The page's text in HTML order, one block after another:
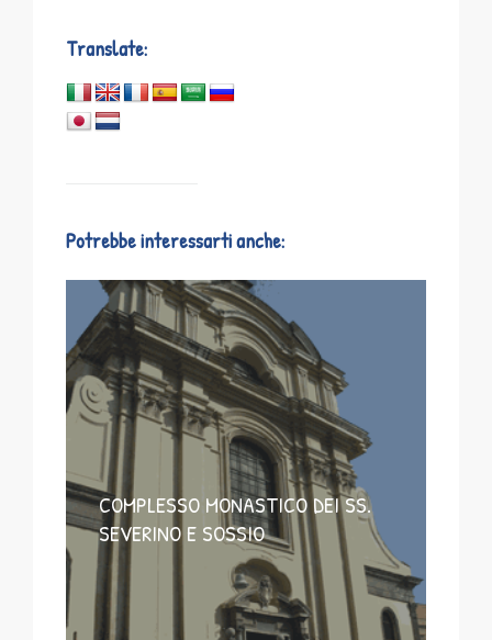
Translate:
Potrebbe interessarti anche:
COMPLESSO MONASTICO DEI SS.
SEVERINO E SOSSIO